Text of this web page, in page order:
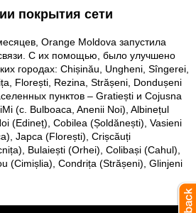
покрытия сети
Orange Moldova запустила
С их помощью, было улучшено
городах: Chișinău, Ungheni, Sîngerei,
Florești, Rezina, Strășeni, Dondușeni
пунктов – Gratiești и Cojusna
(с. Bulboaca, Anenii Noi), Albinețul
(Edineț), Cobilea (Șoldănești), Vasieni
Japca (Florești), Crișcăuți
Bulaiești (Orhei), Colibași (Cahul),
(Cimișlia), Condrița (Strășeni), Glinjeni